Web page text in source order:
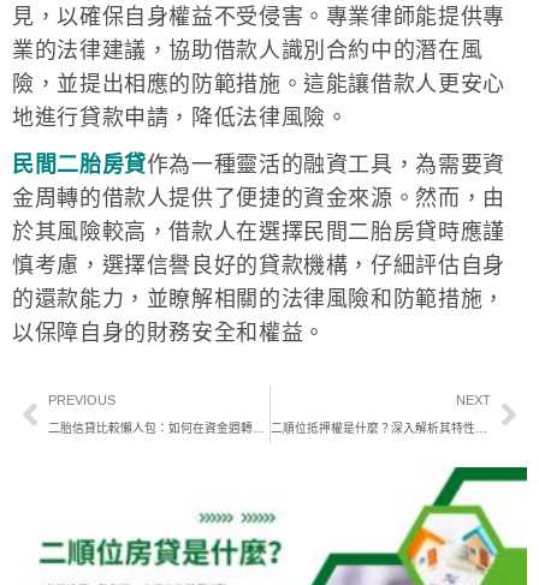
見，以確保自身權益不受侵害。專業律師能提供專
業的法律建議，協助借款人識別合約中的潛在風
險，並提出相應的防範措施。這能讓借款人更安心
地進行貸款申請，降低法律風險。
民間二胎房貸作為一種靈活的融資工具，為需要資
金周轉的借款人提供了便捷的資金來源。然而，由
於其風險較高，借款人在選擇民間二胎房貸時應謹
慎考慮，選擇信譽良好的貸款機構，仔細評估自身
的還款能力，並瞭解相關的法律風險和防範措施，
以保障自身的財務安全和權益。
PREVIOUS NEXT